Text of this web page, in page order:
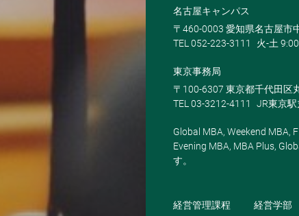
名古屋キャンパス
〒460-0003 愛知県名古屋市
TEL 052-223-3111
火-土
東京事務局
〒100-6307 東京都千代田区
TEL 03-3212-4111
JR東京
Global MBA, Weekend MBA,
Evening MBA, MBA Plus,
す。
経営管理課程 経営学部